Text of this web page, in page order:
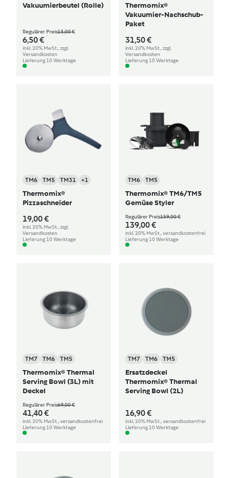
Vakuumierbeutel (Rolle)
Regulärer Preis13,00 €
6,50 €
inkl. 20% MwSt., zzgl.
Versandkosten
Lieferung 10 Werktage
Thermomix®
Vakuumier-Nachschub-
Paket
31,50 €
inkl. 20% MwSt., zzgl.
Versandkosten
Lieferung 10 Werktage
TM6 TM5 TM31 +1
Thermomix®
Pizzaschneider
19,00 €
inkl. 20% MwSt., zzgl.
Versandkosten
Lieferung 10 Werktage
TM6 TM5
Thermomix® TM6/TM5
Gemüse Styler
Regulärer Preis159,00 €
139,00 €
inkl. 20% MwSt., versandkostenfrei
Lieferung 10 Werktage
TM7 TM6 TM5
Thermomix® Thermal
Serving Bowl (3L) mit
Deckel
Regulärer Preis69,00 €
41,40 €
inkl. 20% MwSt., versandkostenfrei
Lieferung 10 Werktage
TM7 TM6 TM5
Ersatzdeckel
Thermomix® Thermal
Serving Bowl (2L)
16,90 €
inkl. 20% MwSt., versandkostenfrei
Lieferung 10 Werktage